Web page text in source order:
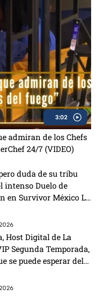
3:02
admiran de los Chefs
24/7 (VIDEO)
duda de su tribu
intenso Duelo de
en Survivor México La
Host Digital de La
Segunda Temporada,
se puede esperar del